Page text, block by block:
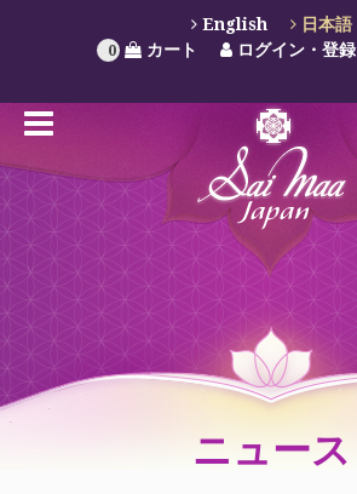
English 日本語
0 カート ログイン・登録
ニュース